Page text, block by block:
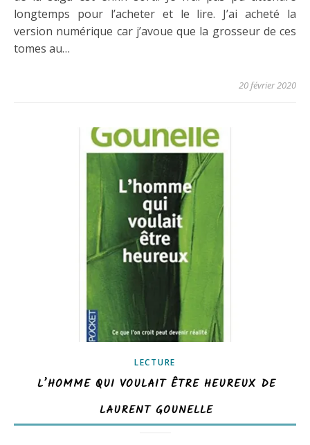
longtemps pour l’acheter et le lire. J’ai acheté la
version numérique car j’avoue que la grosseur de ces
tomes au…
20 février 2020
LECTURE
L’HOMME QUI VOULAIT ÊTRE HEUREUX DE
LAURENT GOUNELLE